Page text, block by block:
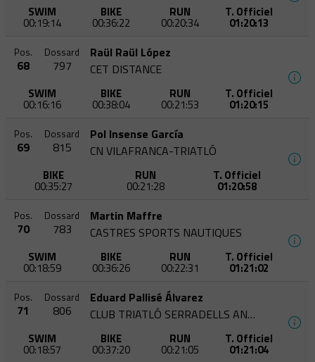
SWIM
00:19:14
BIKE
00:36:22
RUN
00:20:34
T. Officiel
01:20:13
Pos.
68
Dossard
797
Raül Raül López
CET DISTANCE
SWIM
00:16:16
BIKE
00:38:04
RUN
00:21:53
T. Officiel
01:20:15
Pos.
69
Dossard
815
Pol Insense García
CN VILAFRANCA-TRIATLÓ
BIKE
00:35:27
RUN
00:21:28
T. Officiel
01:20:58
Pos.
70
Dossard
783
Martin Maffre
CASTRES SPORTS NAUTIQUES
SWIM
00:18:59
BIKE
00:36:26
RUN
00:22:31
T. Officiel
01:21:02
Pos.
71
Dossard
806
Eduard Pallisé Álvarez
CLUB TRIATLÓ SERRADELLS ANDORRA
SWIM
00:18:57
BIKE
00:37:20
RUN
00:21:05
T. Officiel
01:21:04